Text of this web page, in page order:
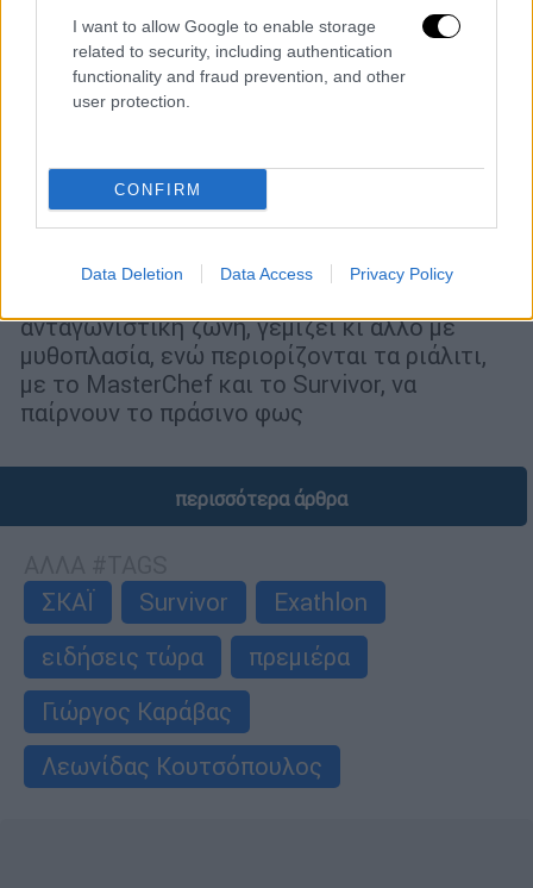
I want to allow Google to enable storage
related to security, including authentication
functionality and fraud prevention, and other
user protection.
CONFIRM
Data Deletion Data Access Privacy Policy
Τηλεόραση|02.01.2026 13:15
Νέες σειρές, αγαπημένες επιστροφές
και φιλόδοξες παραγωγές - Μεγαλώνει ο
ανταγωνισμός στη μικρή οθόνη
ανταγωνιστική ζώνη, γεμίζει κι άλλο με
μυθοπλασία, ενώ περιορίζονται τα ριάλιτι,
με το MasterChef και το Survivor, να
παίρνουν το πράσινο φως
περισσότερα άρθρα
ΣΚΑΪ
Survivor
Exathlon
ειδήσεις τώρα
πρεμιέρα
Γιώργος Καράβας
Λεωνίδας Κουτσόπουλος